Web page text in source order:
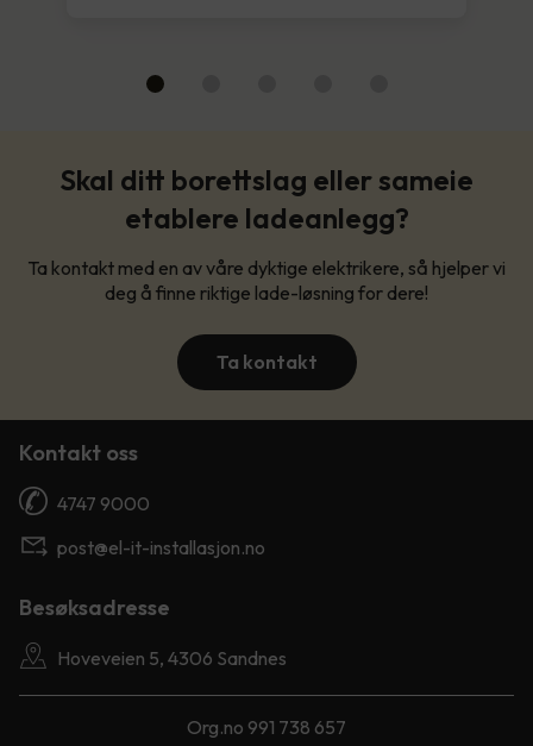
Skal ditt borettslag eller sameie
etablere ladeanlegg?
Ta kontakt med en av våre dyktige elektrikere, så hjelper vi
deg å finne riktige lade-løsning for dere!
Ta kontakt
Kontakt oss
4747 9000
post@el-it-installasjon.no
Besøksadresse
Hoveveien 5, 4306 Sandnes
Org.no 991 738 657